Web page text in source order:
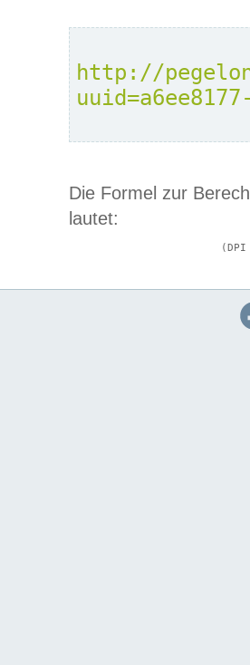
http://
Die Formel zur
lautet: